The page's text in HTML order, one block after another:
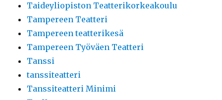
Taideyliopiston Teatterikorkeakoulu
Tampereen Teatteri
Tampereen teatterikesä
Tampereen Työväen Teatteri
Tanssi
tanssiteatteri
Tanssiteatteri Minimi